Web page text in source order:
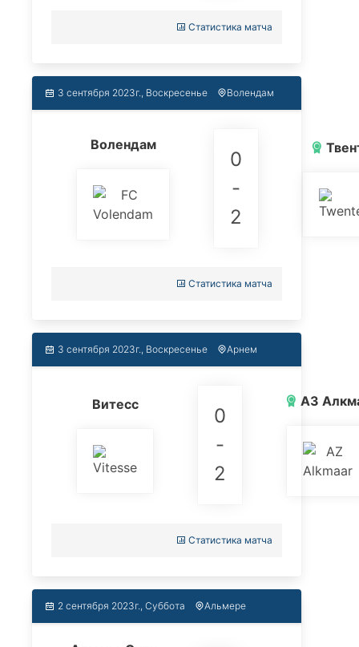
Статистика матча
3 сентября 2023г., Воскресенье Волендам
Волендам
0
-
2
Статистика матча
3 сентября 2023г., Воскресенье Арнем
Витесс
0
-
2
АЗ
Статистика матча
2 сентября 2023г., Суббота Альмере